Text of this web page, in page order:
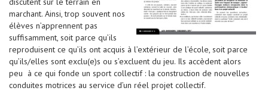
marchant. Ainsi, trop souvent nos
élèves n’apprennent pas
suffisamment, soit parce qu’ils
reproduisent ce qu’ils ont acquis à l’extérieur de l’école, soit parce
qu’ils/elles sont exclu(e)s ou s’excluent du jeu. Ils accèdent alors
peu à ce qui fonde un sport collectif : la construction de nouvelles
conduites motrices au service d’un réel projet collectif.